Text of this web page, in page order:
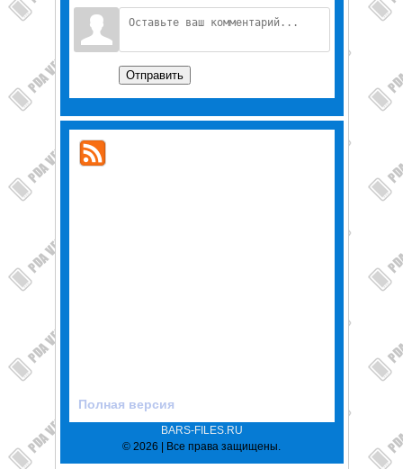
Отправить
Полная версия
BARS-FILES.RU
© 2026 | Все права защищены.